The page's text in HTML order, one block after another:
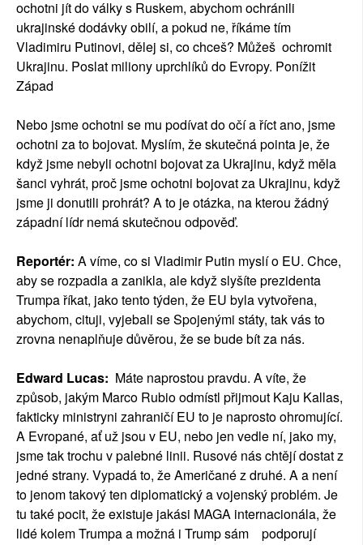
ochotni jít do války s Ruskem, abychom ochránili
ukrajinské dodávky obilí, a pokud ne, říkáme tím
Vladimiru Putinovi, dělej si, co chceš? Můžeš ochromit
Ukrajinu. Poslat miliony uprchlíků do Evropy. Ponížit
Západ
Nebo jsme ochotni se mu podívat do očí a říct ano, jsme
ochotni za to bojovat. Myslím, že skutečná pointa je, že
když jsme nebyli ochotni bojovat za Ukrajinu, když měla
šanci vyhrát, proč jsme ochotni bojovat za Ukrajinu, když
jsme ji donutili prohrát? A to je otázka, na kterou žádný
západní lídr nemá skutečnou odpověď.
Reportér: A víme, co si Vladimir Putin myslí o EU. Chce,
aby se rozpadla a zanikla, ale když slyšíte prezidenta
Trumpa říkat, jako tento týden, že EU byla vytvořena,
abychom, cituji, vyjebali se Spojenými státy, tak vás to
zrovna nenaplňuje důvěrou, že se bude bít za nás.
Edward Lucas: Máte naprostou pravdu. A víte, že
způsob, jakým Marco Rubio odmístl přijmout Kaju Kallas,
fakticky ministryni zahraničí EU to je naprosto ohromující.
A Evropané, ať už jsou v EU, nebo jen vedle ní, jako my,
jsme tak trochu v palebné linii. Rusové nás chtějí dostat z
jedné strany. Vypadá to, že Američané z druhé. A a není
to jenom takový ten diplomatický a vojenský problém. Je
tu také pocit, že existuje jakási MAGA internacionála, že
lidé kolem Trumpa a možná i Trump sám podporují